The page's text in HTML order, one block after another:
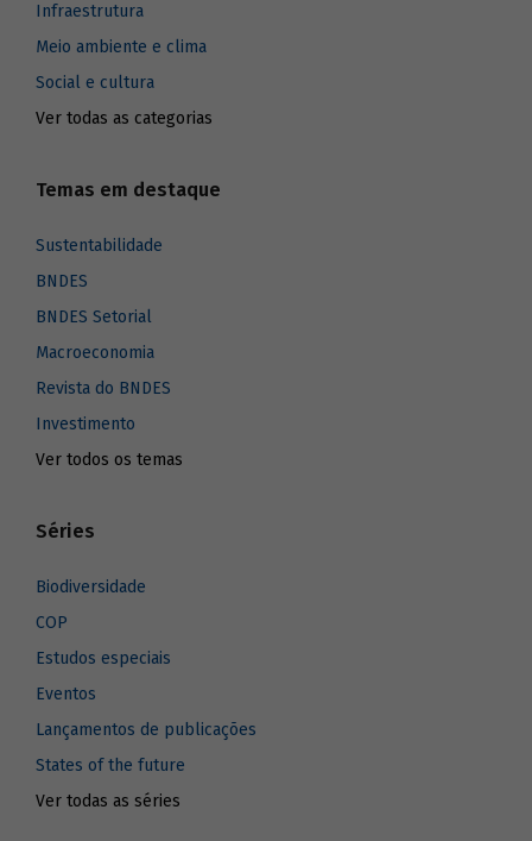
Infraestrutura
Meio ambiente e clima
Social e cultura
Ver todas as categorias
Temas em destaque
Sustentabilidade
BNDES
BNDES Setorial
Macroeconomia
Revista do BNDES
Investimento
Ver todos os temas
Séries
Biodiversidade
COP
Estudos especiais
Eventos
Lançamentos de publicações
States of the future
Ver todas as séries